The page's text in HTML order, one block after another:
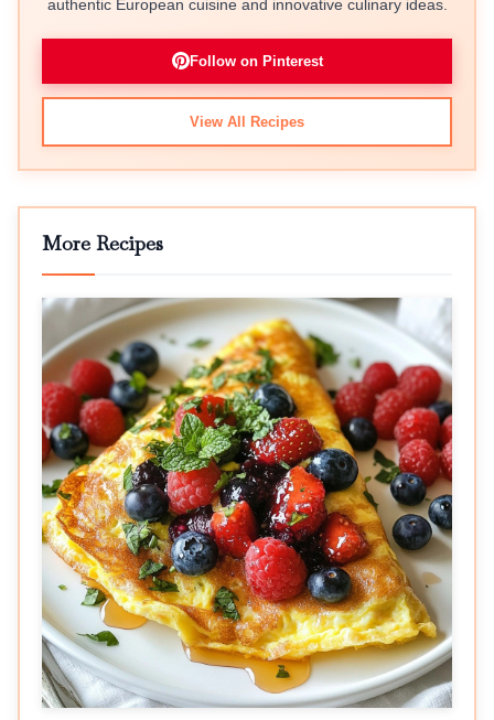
authentic European cuisine and innovative culinary ideas.
Follow on Pinterest
View All Recipes
More Recipes